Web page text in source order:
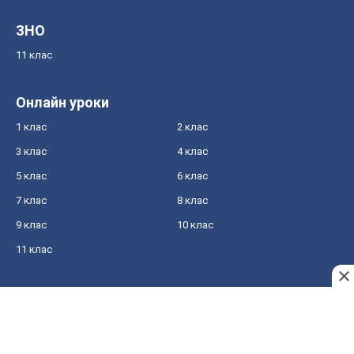
ЗНО
11 клас
Онлайн уроки
1 клас 2 клас
3 клас 4 клас
5 клас 6 клас
7 клас 8 клас
9 клас 10 клас
11 клас